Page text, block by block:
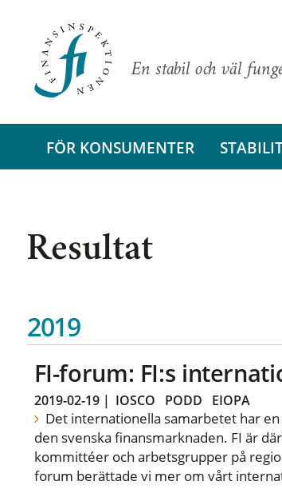
En stabil och väl
FÖR KONSUMENTER
Resultat
2019
FI-forum: FI:s
2019-02-19| IOSCO PODD EIOPA
Det internationella samarbetet har
den svenska finansmarknaden. FI är
kommittéer och arbetsgrupper på
forum berättade vi mer om vårt